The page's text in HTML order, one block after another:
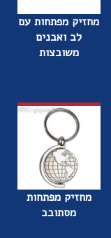
מחזיק מפתחות עם
לב ואבנים
משובצות
מחזיק מפתחות
מסתובב